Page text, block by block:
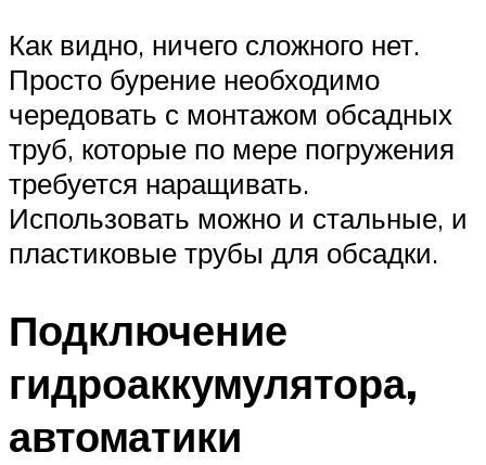
Как видно, ничего сложного нет.
Просто бурение необходимо
чередовать с монтажом обсадных
труб, которые по мере погружения
требуется наращивать.
Использовать можно и стальные, и
пластиковые трубы для обсадки.
Подключение
гидроаккумулятора,
автоматики